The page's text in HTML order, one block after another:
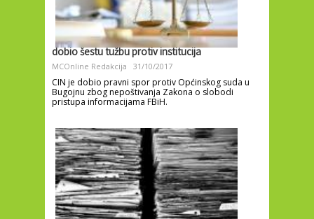
dobio šestu tužbu protiv institucija
MCOnline Redakcija 31/10/2017
CIN je dobio pravni spor protiv Općinskog suda u
Bugojnu zbog nepoštivanja Zakona o slobodi
pristupa informacijama FBiH.